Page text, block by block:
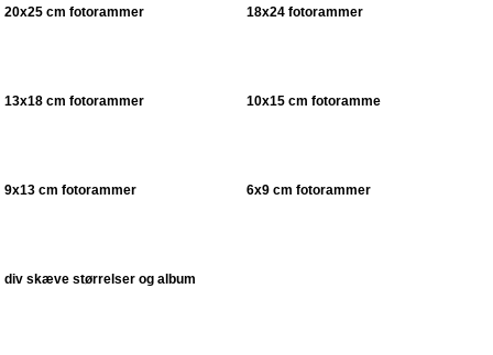
20x25 cm fotorammer 18x24 fotorammer
13x18 cm fotorammer 10x15 cm fotoramme
9x13 cm fotorammer 6x9 cm fotorammer
div skæve størrelser og album